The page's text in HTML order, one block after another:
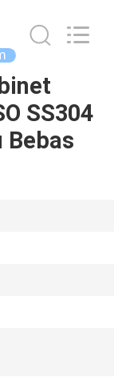
SS304
Bebas